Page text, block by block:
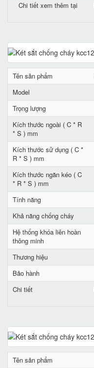
Chi tiết xem thêm tại
Tên sản phẩm
Model
Trọng lượng
Kích thước ngoài ( C * R
* S ) mm
Kích thước sử dụng ( C *
R * S ) mm
Kích thước ngăn kéo ( C
* R * S ) mm
Tính năng
Khả năng chống cháy
Hệ thống khóa liên hoàn
thông minh
Thương hiệu
Bảo hành
Chi tiết
Tên sản phẩm